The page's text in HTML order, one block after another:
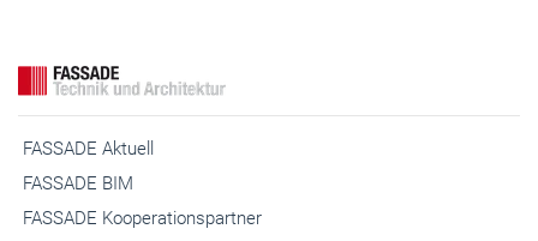
FASSADE Aktuell
FASSADE BIM
FASSADE Kooperationspartner